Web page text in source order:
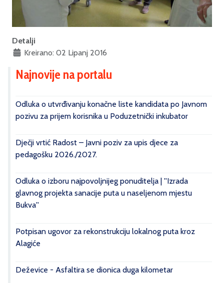
Detalji
Kreirano: 02 Lipanj 2016
Najnovije na portalu
Odluka o utvrđivanju konačne liste kandidata po Javnom
pozivu za prijem korisnika u Poduzetnički inkubator
Dječji vrtić Radost – Javni poziv za upis djece za
pedagošku 2026./2027.
Odluka o izboru najpovoljnijeg ponuditelja | ''Izrada
glavnog projekta sanacije puta u naseljenom mjestu
Bukva''
Potpisan ugovor za rekonstrukciju lokalnog puta kroz
Alagiće
Deževice - Asfaltira se dionica duga kilometar